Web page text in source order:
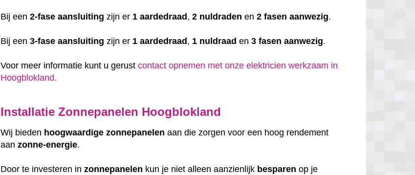
Bij een2-fase aansluiting zijn er 1 aardedraad,2 nuldraden en2 fasen aanwezig.
Bij een3-fase aansluiting zijn er 1 aardedraad, 1 nuldraad en3 fasen aanwezig.
Voor meer informatie kunt u gerustcontact opnemen met onze elektricien werkzaam in
Hoogblokland.
Installatie Zonnepanelen Hoogblokland
Wij bieden hoogwaardige zonnepanelen aan die zorgen voor een hoog rendement
aanzonne-energie.
Door te investeren inzonnepanelen kun je niet alleen aanzienlijk besparen op je